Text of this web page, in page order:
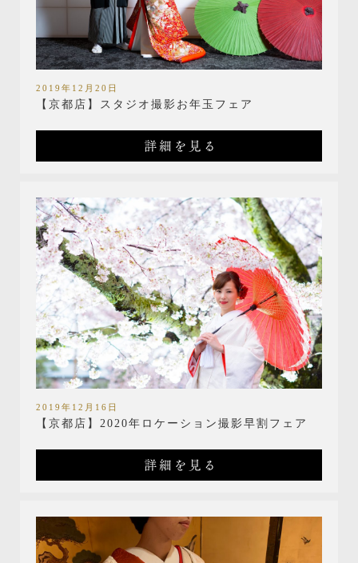
2019年12月20日
【京都店】スタジオ撮影お年玉フェア
2019年12月16日
【京都店】2020年ロケーション撮影早割フェア